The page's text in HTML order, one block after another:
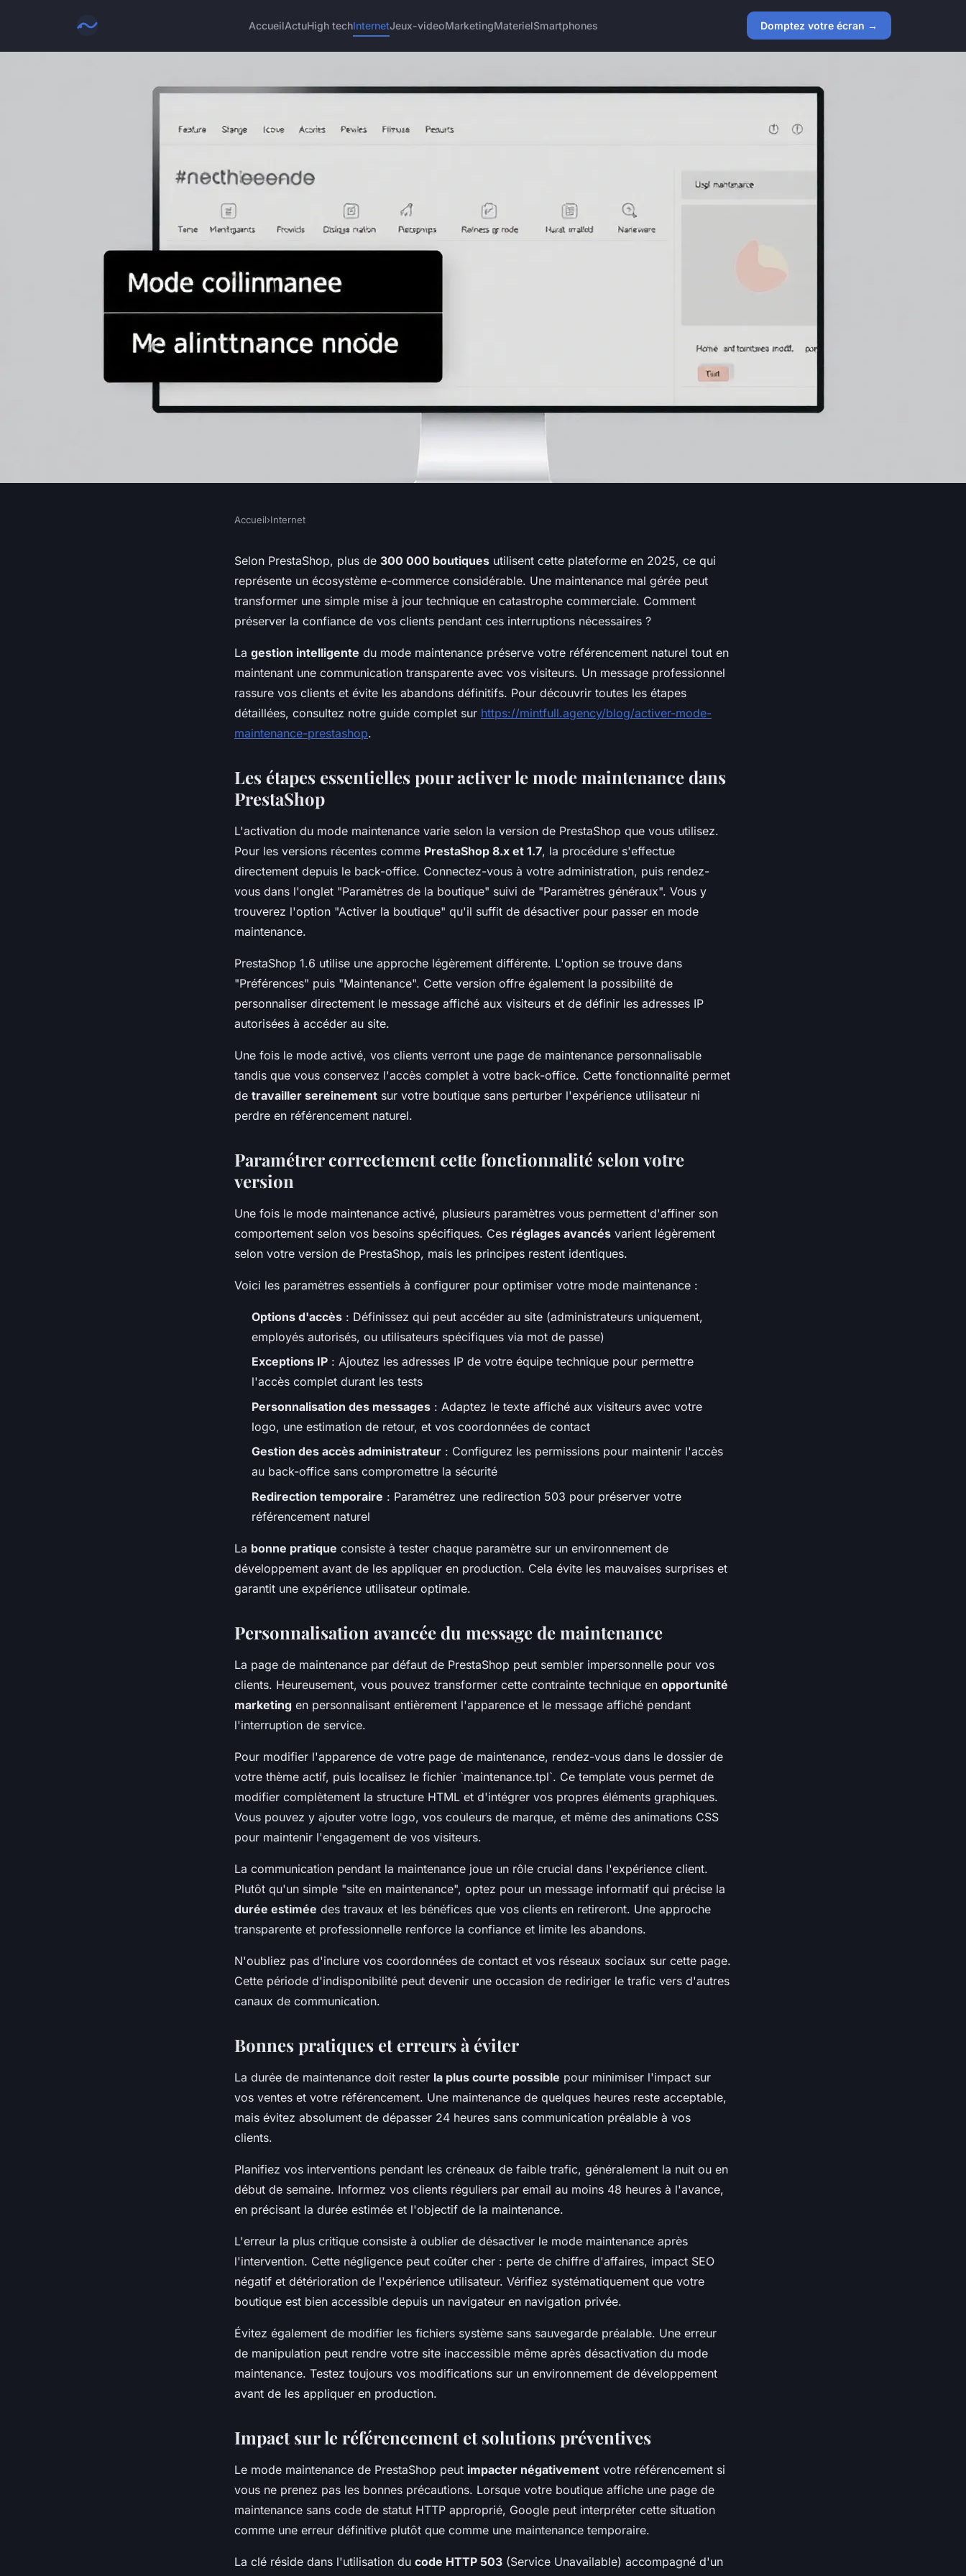
AccueilActuHigh techInternetJeux-videoMarketingMaterielSmartphones Domptez votre écran →
Comment gérer efficacement le mode
maintenance sur prestashop ?
Accueil›Internet
Selon PrestaShop, plus de 300 000 boutiques utilisent cette plateforme en 2025, ce qui
représente un écosystème e-commerce considérable. Une maintenance mal gérée peut
transformer une simple mise à jour technique en catastrophe commerciale. Comment
préserver la confiance de vos clients pendant ces interruptions nécessaires ?
La gestion intelligente du mode maintenance préserve votre référencement naturel tout en
maintenant une communication transparente avec vos visiteurs. Un message professionnel
rassure vos clients et évite les abandons définitifs. Pour découvrir toutes les étapes
détaillées, consultez notre guide complet sur https://mintfull.agency/blog/activer-mode-
maintenance-prestashop.
Les étapes essentielles pour activer le mode maintenance dans
PrestaShop
L'activation du mode maintenance varie selon la version de PrestaShop que vous utilisez.
Pour les versions récentes comme PrestaShop 8.x et 1.7, la procédure s'effectue
directement depuis le back-office. Connectez-vous à votre administration, puis rendez-
vous dans l'onglet "Paramètres de la boutique" suivi de "Paramètres généraux". Vous y
trouverez l'option "Activer la boutique" qu'il suffit de désactiver pour passer en mode
maintenance.
PrestaShop 1.6 utilise une approche légèrement différente. L'option se trouve dans
"Préférences" puis "Maintenance". Cette version offre également la possibilité de
personnaliser directement le message affiché aux visiteurs et de définir les adresses IP
autorisées à accéder au site.
Une fois le mode activé, vos clients verront une page de maintenance personnalisable
tandis que vous conservez l'accès complet à votre back-office. Cette fonctionnalité permet
de travailler sereinement sur votre boutique sans perturber l'expérience utilisateur ni
perdre en référencement naturel.
Paramétrer correctement cette fonctionnalité selon votre
version
Une fois le mode maintenance activé, plusieurs paramètres vous permettent d'affiner son
comportement selon vos besoins spécifiques. Ces réglages avancés varient légèrement
selon votre version de PrestaShop, mais les principes restent identiques.
Voici les paramètres essentiels à configurer pour optimiser votre mode maintenance :
Options d'accès : Définissez qui peut accéder au site (administrateurs uniquement,
employés autorisés, ou utilisateurs spécifiques via mot de passe)
Exceptions IP : Ajoutez les adresses IP de votre équipe technique pour permettre
l'accès complet durant les tests
Personnalisation des messages : Adaptez le texte affiché aux visiteurs avec votre
logo, une estimation de retour, et vos coordonnées de contact
Gestion des accès administrateur : Configurez les permissions pour maintenir l'accès
au back-office sans compromettre la sécurité
Redirection temporaire : Paramétrez une redirection 503 pour préserver votre
référencement naturel
La bonne pratique consiste à tester chaque paramètre sur un environnement de
développement avant de les appliquer en production. Cela évite les mauvaises surprises et
garantit une expérience utilisateur optimale.
Personnalisation avancée du message de maintenance
La page de maintenance par défaut de PrestaShop peut sembler impersonnelle pour vos
clients. Heureusement, vous pouvez transformer cette contrainte technique en opportunité
marketing en personnalisant entièrement l'apparence et le message affiché pendant
l'interruption de service.
Pour modifier l'apparence de votre page de maintenance, rendez-vous dans le dossier de
votre thème actif, puis localisez le fichier `maintenance.tpl`. Ce template vous permet de
modifier complètement la structure HTML et d'intégrer vos propres éléments graphiques.
Vous pouvez y ajouter votre logo, vos couleurs de marque, et même des animations CSS
pour maintenir l'engagement de vos visiteurs.
La communication pendant la maintenance joue un rôle crucial dans l'expérience client.
Plutôt qu'un simple "site en maintenance", optez pour un message informatif qui précise la
durée estimée des travaux et les bénéfices que vos clients en retireront. Une approche
transparente et professionnelle renforce la confiance et limite les abandons.
N'oubliez pas d'inclure vos coordonnées de contact et vos réseaux sociaux sur cette page.
Cette période d'indisponibilité peut devenir une occasion de rediriger le trafic vers d'autres
canaux de communication.
Bonnes pratiques et erreurs à éviter
La durée de maintenance doit rester la plus courte possible pour minimiser l'impact sur
vos ventes et votre référencement. Une maintenance de quelques heures reste acceptable,
mais évitez absolument de dépasser 24 heures sans communication préalable à vos
clients.
Planifiez vos interventions pendant les créneaux de faible trafic, généralement la nuit ou en
début de semaine. Informez vos clients réguliers par email au moins 48 heures à l'avance,
en précisant la durée estimée et l'objectif de la maintenance.
L'erreur la plus critique consiste à oublier de désactiver le mode maintenance après
l'intervention. Cette négligence peut coûter cher : perte de chiffre d'affaires, impact SEO
négatif et détérioration de l'expérience utilisateur. Vérifiez systématiquement que votre
boutique est bien accessible depuis un navigateur en navigation privée.
Évitez également de modifier les fichiers système sans sauvegarde préalable. Une erreur
de manipulation peut rendre votre site inaccessible même après désactivation du mode
maintenance. Testez toujours vos modifications sur un environnement de développement
avant de les appliquer en production.
Impact sur le référencement et solutions préventives
Le mode maintenance de PrestaShop peut impacter négativement votre référencement si
vous ne prenez pas les bonnes précautions. Lorsque votre boutique affiche une page de
maintenance sans code de statut HTTP approprié, Google peut interpréter cette situation
comme une erreur définitive plutôt que comme une maintenance temporaire.
La clé réside dans l'utilisation du code HTTP 503 (Service Unavailable) accompagné d'un